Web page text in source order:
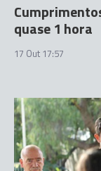
quase 1 hora
17 Out 17:57